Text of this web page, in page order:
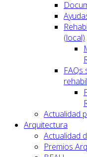
(local)
FAQs
Actualidad
Arquitectura
Actualidad
Premios